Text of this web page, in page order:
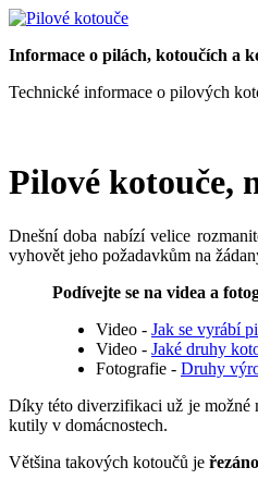
Informace o pilách, kotoučích a
Technické informace o pilových
Pilové kotouče,
Dnešní doba nabízí velice
vyhovět jeho požadavkům na
Podívejte se na videa a
Video - Jak se vyrábí
Video - Jaké druhy
Fotografie - Druhy
Díky této diverzifikaci už je možné
kutily v domácnostech.
Většina takových kotoučů je